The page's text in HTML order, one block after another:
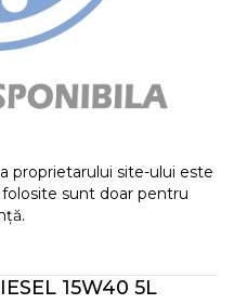
proprietarului site-ului este
sunt doar pentru
15W40 5L